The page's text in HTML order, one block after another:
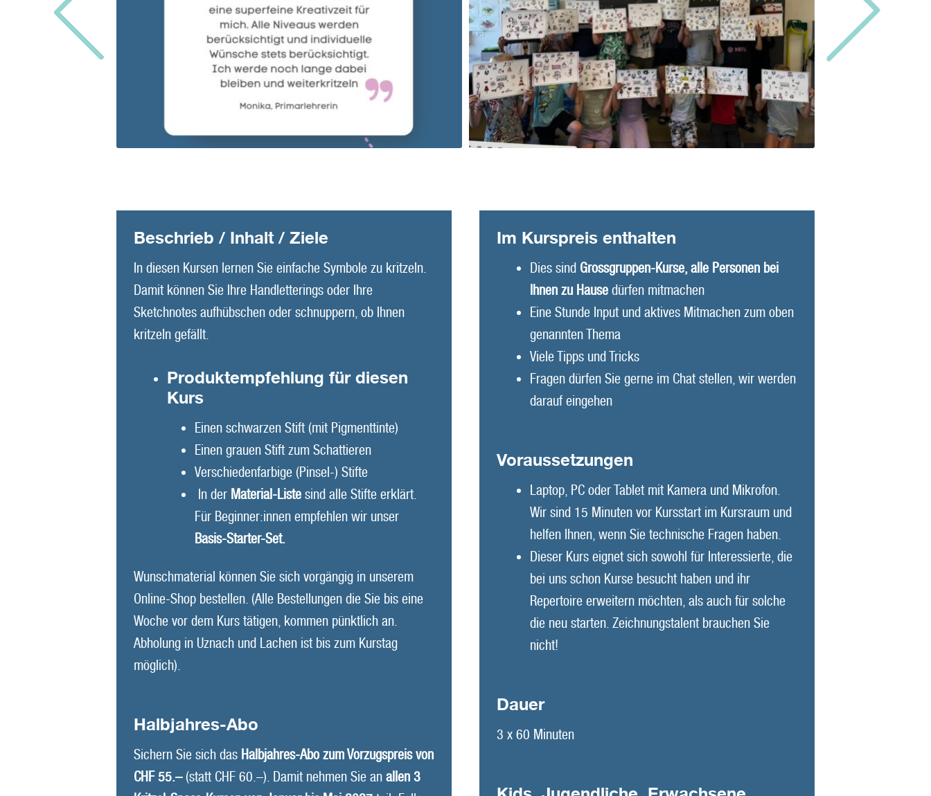
Beschrieb / Inhalt / Ziele
In diesen Kursen lernen Sie einfache Symbole zu kritzeln.
Damit können Sie Ihre Handletterings oder Ihre
Sketchnotes aufhübschen oder schnuppern, ob Ihnen
kritzeln gefällt.
Produktempfehlung für diesen
Kurs
Einen schwarzen Stift (mit Pigmenttinte)
Einen grauen Stift zum Schattieren
Verschiedenfarbige (Pinsel-) Stifte
In der Material-Liste sind alle Stifte erklärt.
Für Beginner:innen empfehlen wir unser
Basis-Starter-Set.
Wunschmaterial können Sie sich vorgängig in unserem
Online-Shop bestellen. (Alle Bestellungen die Sie bis eine
Woche vor dem Kurs tätigen, kommen pünktlich an.
Abholung in Uznach und Lachen ist bis zum Kurstag
möglich).
Halbjahres-Abo
Sichern Sie sich das Halbjahres-Abo zum Vorzugspreis von
CHF 55.–(statt CHF 60.–). Damit nehmen Sie an allen 3
Im Kurspreis enthalten
Dies sind Grossgruppen-Kurse, alle Personen bei
Ihnen zu Hausedürfen mitmachen
Eine Stunde Input und aktives Mitmachen zum oben
genannten Thema
Viele Tipps und Tricks
Fragen dürfen Sie gerne im Chat stellen, wir werden
darauf eingehen
Voraussetzungen
Laptop, PC oder Tablet mit Kamera und Mikrofon.
Wir sind 15 Minuten vor Kursstart im Kursraum und
helfen Ihnen, wenn Sie technische Fragen haben.
Dieser Kurs eignet sich sowohl für Interessierte, die
bei uns schon Kurse besucht haben und ihr
Repertoire erweitern möchten, als auch für solche
die neu starten. Zeichnungstalent brauchen Sie
nicht!
Dauer
3 x 60 Minuten